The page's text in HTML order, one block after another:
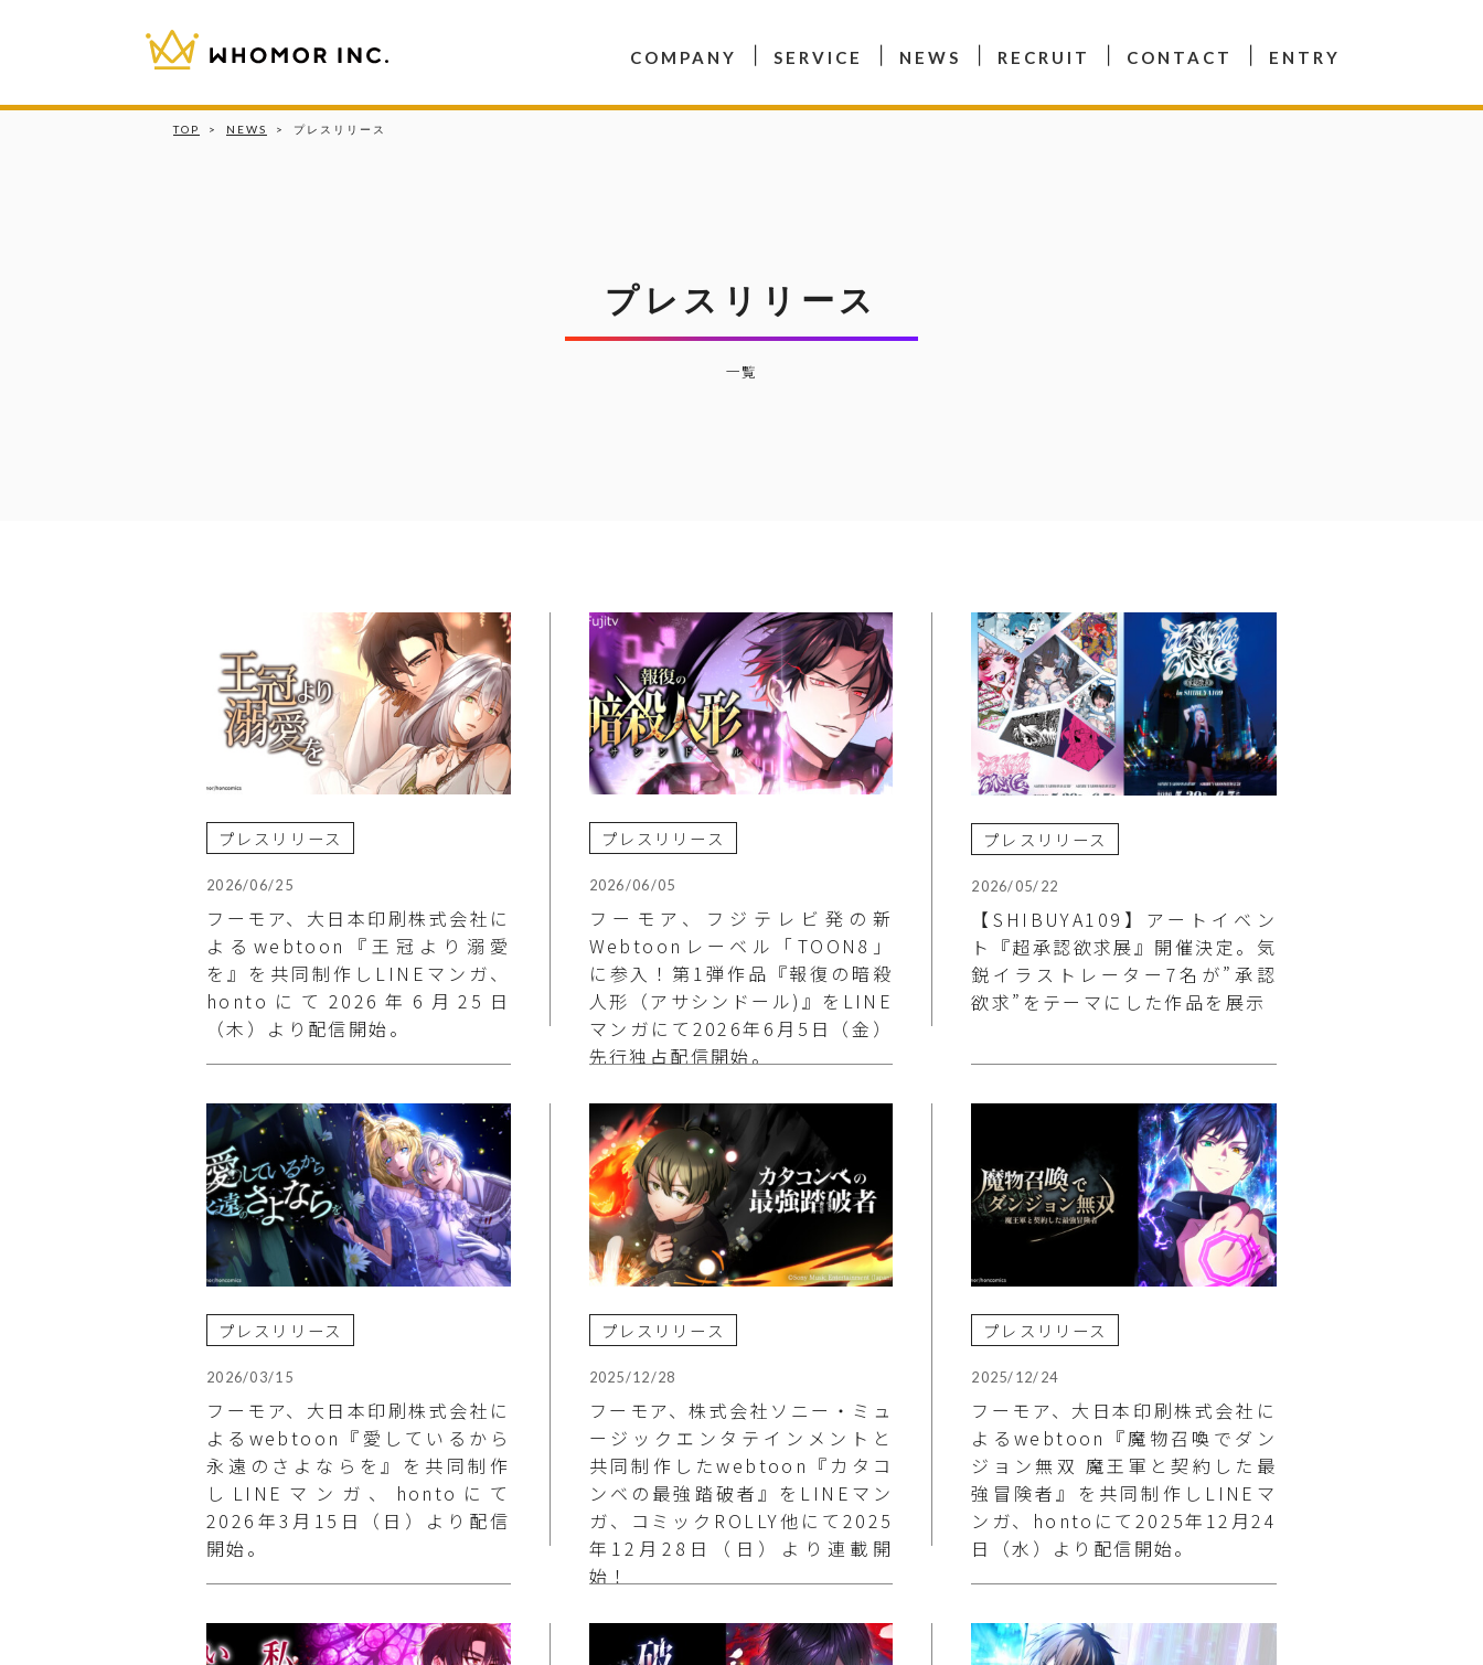
COMPANY SERVICE NEWS RECRUIT CONTACT ENTRY
TOP > NEWS > プレスリリース
プレスリリース
一覧
プレスリリース
2026/06/25
フーモア、大日本印刷株式会社に
よるwebtoon『王冠より溺愛
を』を共同制作しLINEマンガ、
hontoにて2026年6月25日
（木）より配信開始。
プレスリリース
2026/06/05
フーモア、フジテレビ発の新
Webtoonレーベル「TOON8」
に参入！第1弾作品『報復の暗殺
人形（アサシンドール)』をLINE
マンガにて2026年6月5日（金）
先行独占配信開始。
プレスリリース
2026/05/22
【SHIBUYA109】アートイベン
ト『超承認欲求展』開催決定。気
鋭イラストレーター7名が”承認
欲求”をテーマにした作品を展示
プレスリリース
2026/03/15
フーモア、大日本印刷株式会社に
よるwebtoon『愛しているから
永遠のさよならを』を共同制作
しLINEマンガ、hontoにて
2026年3月15日（日）より配信
開始。
プレスリリース
2025/12/28
フーモア、株式会社ソニー・ミュ
ージックエンタテインメントと
共同制作したwebtoon『カタコ
ンベの最強踏破者』をLINEマン
ガ、コミックROLLY他にて2025
年12月28日（日）より連載開
始！
プレスリリース
2025/12/24
フーモア、大日本印刷株式会社に
よるwebtoon『魔物召喚でダン
ジョン無双 魔王軍と契約した最
強冒険者』を共同制作しLINEマ
ンガ、hontoにて2025年12月24
日（水）より配信開始。